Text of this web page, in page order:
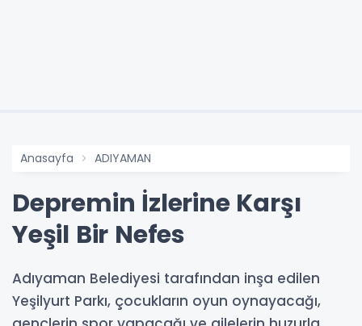
Anasayfa ADIYAMAN
Depremin İzlerine Karşı
Yeşil Bir Nefes
Adıyaman Belediyesi tarafından inşa edilen
Yeşilyurt Parkı, çocukların oyun oynayacağı,